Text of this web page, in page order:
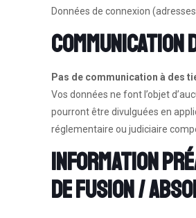
Données de connexion
Pas de communication à des
Vos données ne font l’objet
pourront être divulguées en
réglementaire ou judiciaire
Information
de fusion /